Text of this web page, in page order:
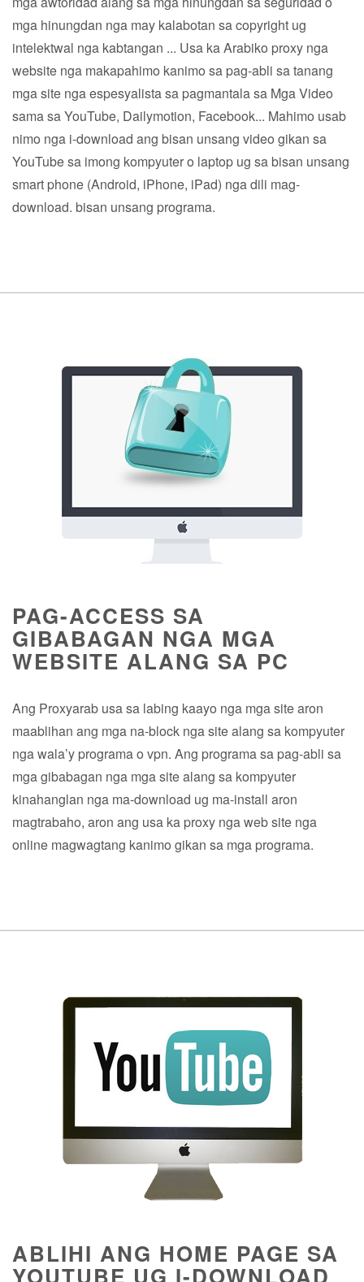
mga hinungdan nga may kalabotan sa copyright ug
intelektwal nga kabtangan ... Usa ka Arabiko proxy nga
website nga makapahimo kanimo sa pag-abli sa tanang
mga site nga espesyalista sa pagmantala sa Mga Video
sama sa YouTube, Dailymotion, Facebook... Mahimo usab
nimo nga i-download ang bisan unsang video gikan sa
YouTube sa imong kompyuter o laptop ug sa bisan unsang
smart phone (Android, iPhone, iPad) nga dili mag-
download. bisan unsang programa.
PAG-ACCESS SA
GIBABAGAN NGA MGA
WEBSITE ALANG SA PC
Ang Proxyarab usa sa labing kaayo nga mga site aron
maablihan ang mga na-block nga site alang sa kompyuter
nga wala’y programa o vpn. Ang programa sa pag-abli sa
mga gibabagan nga mga site alang sa kompyuter
kinahanglan nga ma-download ug ma-install aron
magtrabaho, aron ang usa ka proxy nga web site nga
online magwagtang kanimo gikan sa mga programa.
ABLIHI ANG HOME PAGE SA